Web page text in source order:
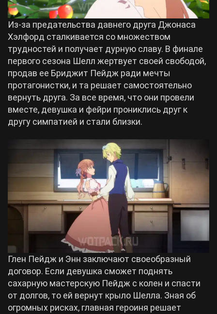
Из-за предательства давнего друга Джонаса
Хэлфорд сталкивается со множеством
трудностей и получает дурную славу. В финале
первого сезона Шелл жертвует своей свободой,
продав ее Бриджит Пейдж ради мечты
протагонистки, и та решает самостоятельно
вернуть друга. За все время, что они провели
вместе, девушка и фейри прониклись друг к
другу симпатией и стали близки.
Глен Пейдж и Энн заключают своеобразный
договор. Если девушка сможет поднять
сахарную мастерскую Пейдж с колен и спасти
от долгов, то ей вернут крыло Шелла. Зная об
огромных рисках, главная героиня решает